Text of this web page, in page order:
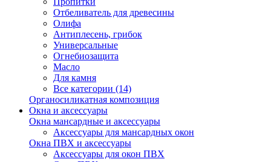
Отбеливатель для древесины
Олифа
Антиплесень, грибок
Универсальные
Огнебиозащита
Масло
Для камня
Все категории (14)
Органосиликатная композиция
Окна и аксессуары
Окна мансардные и аксессуары
Аксессуары для мансардных окон
Окна ПВХ и аксессуары
Аксессуары для окон ПВХ